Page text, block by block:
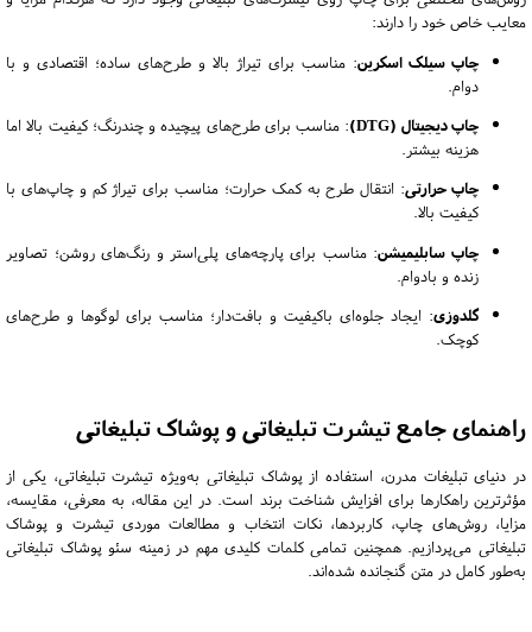
معایب خاص خود را دارند:
چاپ سیلک اسکرین: مناسب برای تیراژ بالا و طرح‌های ساده؛ اقتصادی و با
دوام.
چاپ دیجیتال (DTG)
: مناسب برای طرح‌های پیچیده و چندرنگ؛ کیفیت بالا اما
هزینه بیشتر.
چاپ حرارتی: انتقال طرح به کمک حرارت؛ مناسب برای تیراژ کم و چاپ‌های با
کیفیت بالا.
چاپ سابلیمیشن:مناسب برای پارچه‌های پلی‌استر و رنگ‌های روشن؛ تصاویر
زنده و بادوام.
گلدوزی: ایجاد جلوه‌ای باکیفیت و بافت‌دار؛ مناسب برای لوگوها و طرح‌های
کوچک.
راهنمای جامع تیشرت تبلیغاتی و پوشاک تبلیغاتی
در دنیای تبلیغات مدرن، استفاده از پوشاک تبلیغاتی به‌ویژه تیشرت تبلیغاتی، یکی از
مؤثرترین راهکارها برای افزایش شناخت برند است. در این مقاله، به معرفی، مقایسه،
مزایا، روش‌های چاپ، کاربردها، نکات انتخاب و مطالعات موردی تیشرت و پوشاک
تبلیغاتی می‌پردازیم. همچنین تمامی کلمات کلیدی مهم در زمینه سئو پوشاک تبلیغاتی
به‌طور کامل در متن گنجانده شده‌اند.